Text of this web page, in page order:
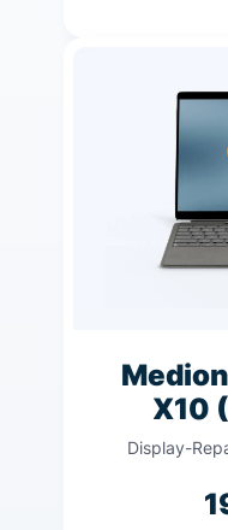
X10
Display-